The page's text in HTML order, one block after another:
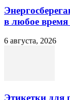
в любое время
6 августа, 2026
Этикетки для